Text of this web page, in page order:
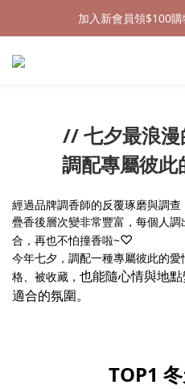
加入新會員領$100購
加入新會員領$100購
七夕情人節禮物❤85
// 七夕最浪漫
調配專屬彼此
經過品牌調香師的反覆琢磨與調查
疊香後層次變非常豐富，每個人
合，再也不怕撞香啦~♡
今年七夕，調配一種專屬彼此的
格、被收藏， 也能隨心情與地
適合的氛圍。
TOP1